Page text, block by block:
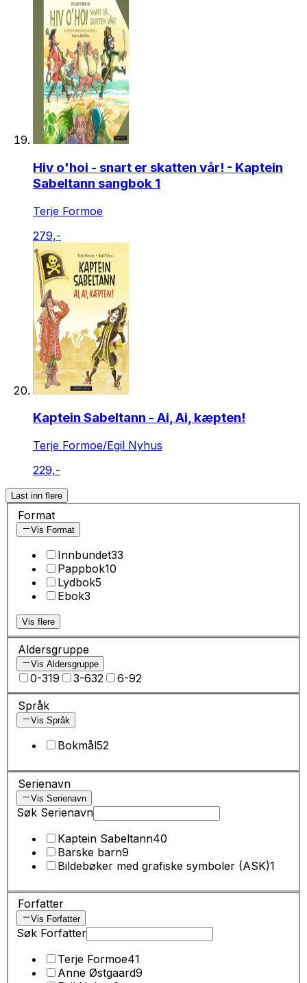
Hiv o'hoi - snart er skatten vår! - Kaptein
Sabeltann sangbok 1
Terje Formoe
279,-
Kaptein Sabeltann - Ai, Ai, kæpten!
Terje Formoe/Egil Nyhus
229,-
Last inn flere
Format
Vis Format
Innbundet33
Pappbok10
Lydbok5
Ebok3
Vis flere
Aldersgruppe
Vis Aldersgruppe
0-319 3-632 6-92
Språk
Vis Språk
Bokmål52
Serienavn
Vis Serienavn
Søk Serienavn
Kaptein Sabeltann40
Barske barn9
Bildebøker med grafiske symboler (ASK)1
Forfatter
Vis Forfatter
Søk Forfatter
Terje Formoe41
Anne Østgaard9